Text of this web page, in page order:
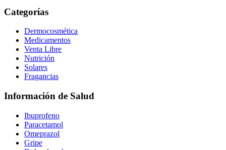
Categorías
Dermocosmética
Medicamentos
Venta Libre
Nutrición
Solares
Fragancias
Información de Salud
Ibuprofeno
Paracetamol
Omeprazol
Gripe